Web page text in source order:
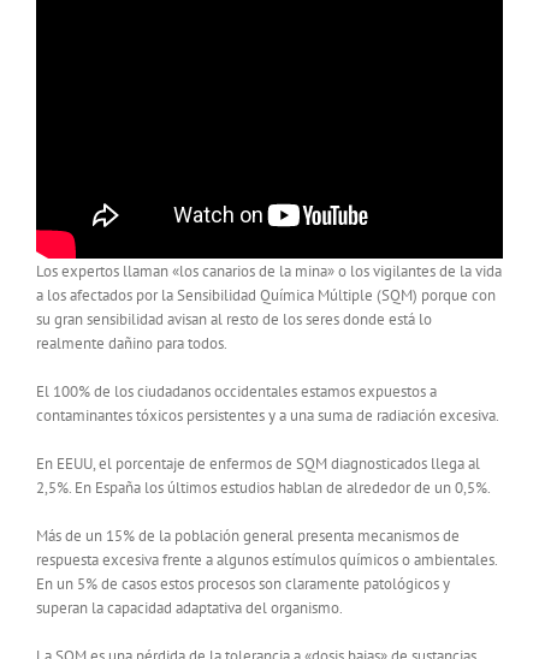
Los expertos llaman «los canarios de la mina» o los vigilantes de la vida
a los afectados por la Sensibilidad Química Múltiple (SQM) porque con
su gran sensibilidad avisan al resto de los seres donde está lo
realmente dañino para todos.
El 100% de los ciudadanos occidentales estamos expuestos a
contaminantes tóxicos persistentes y a una suma de radiación excesiva.
En EEUU, el porcentaje de enfermos de SQM diagnosticados llega al
2,5%. En España los últimos estudios hablan de alrededor de un 0,5%.
Más de un 15% de la población general presenta mecanismos de
respuesta excesiva frente a algunos estímulos químicos o ambientales.
En un 5% de casos estos procesos son claramente patológicos y
superan la capacidad adaptativa del organismo.